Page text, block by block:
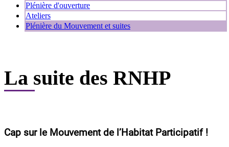
Plénière d'ouverture
Ateliers
Plénière du Mouvement et suites
La suite des RNHP
Cap sur le Mouvement de l’Habitat Participatif !